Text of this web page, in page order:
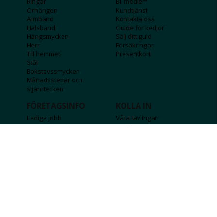
Örhängen
Armband
Halsband
Hängsmycken
Herr
Till hemmet
Stål
Bokstavssmycken
Månadsstenar och
stjärntecken
Kundtjänst
Kontakta oss
Guide för kedjor
Sälj ditt guld
Försäkringar
Presentkort
FÖRETAGSINFO
Lediga jobb
Företagskund
KOLLA IN
Våra tävlingar
Guldlotten